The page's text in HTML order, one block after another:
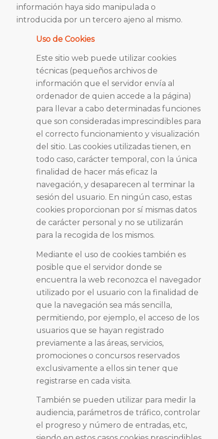
información haya sido manipulada o
introducida por un tercero ajeno al mismo.
Uso de Cookies
Este sitio web puede utilizar cookies
técnicas (pequeños archivos de
información que el servidor envía al
ordenador de quien accede a la página)
para llevar a cabo determinadas funciones
que son consideradas imprescindibles para
el correcto funcionamiento y visualización
del sitio. Las cookies utilizadas tienen, en
todo caso, carácter temporal, con la única
finalidad de hacer más eficaz la
navegación, y desaparecen al terminar la
sesión del usuario. En ningún caso, estas
cookies proporcionan por sí mismas datos
de carácter personal y no se utilizarán
para la recogida de los mismos.
Mediante el uso de cookies también es
posible que el servidor donde se
encuentra la web reconozca el navegador
utilizado por el usuario con la finalidad de
que la navegación sea más sencilla,
permitiendo, por ejemplo, el acceso de los
usuarios que se hayan registrado
previamente a las áreas, servicios,
promociones o concursos reservados
exclusivamente a ellos sin tener que
registrarse en cada visita.
También se pueden utilizar para medir la
audiencia, parámetros de tráfico, controlar
el progreso y número de entradas, etc,